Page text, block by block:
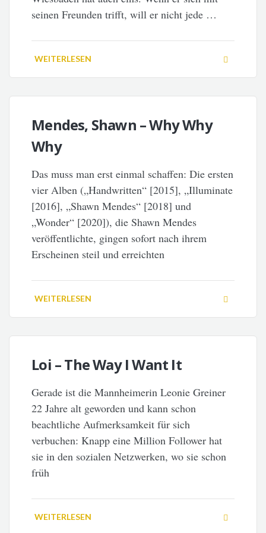
seinen Freunden trifft, will er nicht jede …
WEITERLESEN
Mendes, Shawn – Why Why
Why
Das muss man erst einmal schaffen: Die ersten
vier Alben („Handwritten“ [2015], „Illuminate
[2016], „Shawn Mendes“ [2018] und
„Wonder“ [2020]), die Shawn Mendes
veröffentlichte, gingen sofort nach ihrem
Erscheinen steil und erreichten
WEITERLESEN
Loi – The Way I Want It
Gerade ist die Mannheimerin Leonie Greiner
22 Jahre alt geworden und kann schon
beachtliche Aufmerksamkeit für sich
verbuchen: Knapp eine Million Follower hat
sie in den sozialen Netzwerken, wo sie schon
früh
WEITERLESEN